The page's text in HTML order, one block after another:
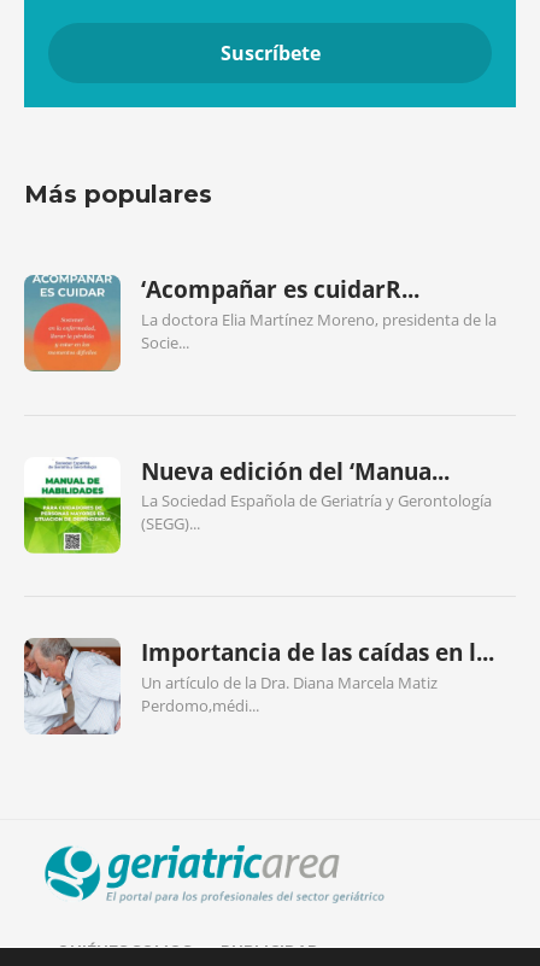
Más populares
‘Acompañar es cuidarR...
La doctora Elia Martínez Moreno, presidenta de la
Socie...
Nueva edición del ‘Manua...
La Sociedad Española de Geriatría y Gerontología
(SEGG)...
Importancia de las caídas en l...
Un artículo de la Dra. Diana Marcela Matiz
Perdomo,médi...
QUIÉNES SOMOS PUBLICIDAD